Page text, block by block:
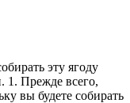
эту ягоду
1. Прежде всего,
вы будете собирать